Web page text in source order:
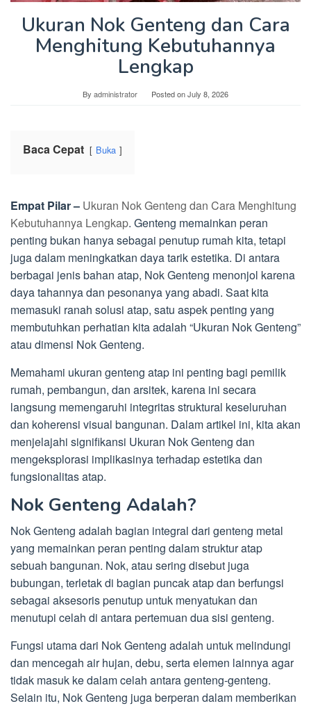
Ukuran Nok Genteng dan Cara
Menghitung Kebutuhannya
Lengkap
By administrator Posted onJuly 8, 2026
Baca Cepat Buka
Empat Pilar – Ukuran Nok Genteng dan Cara Menghitung
Kebutuhannya Lengkap. Genteng memainkan peran
penting bukan hanya sebagai penutup rumah kita, tetapi
juga dalam meningkatkan daya tarik estetika. Di antara
berbagai jenis bahan atap, Nok Genteng menonjol karena
daya tahannya dan pesonanya yang abadi. Saat kita
memasuki ranah solusi atap, satu aspek penting yang
membutuhkan perhatian kita adalah “Ukuran Nok Genteng”
atau dimensi Nok Genteng.
Memahami ukuran genteng atap ini penting bagi pemilik
rumah, pembangun, dan arsitek, karena ini secara
langsung memengaruhi integritas struktural keseluruhan
dan koherensi visual bangunan. Dalam artikel ini, kita akan
menjelajahi signifikansi Ukuran Nok Genteng dan
mengeksplorasi implikasinya terhadap estetika dan
fungsionalitas atap.
Nok Genteng Adalah?
Nok Genteng adalah bagian integral dari genteng metal
yang memainkan peran penting dalam struktur atap
sebuah bangunan. Nok, atau sering disebut juga
bubungan, terletak di bagian puncak atap dan berfungsi
sebagai aksesoris penutup untuk menyatukan dan
menutupi celah di antara pertemuan dua sisi genteng.
Fungsi utama dari Nok Genteng adalah untuk melindungi
dan mencegah air hujan, debu, serta elemen lainnya agar
tidak masuk ke dalam celah antara genteng-genteng.
Selain itu, Nok Genteng juga berperan dalam memberikan